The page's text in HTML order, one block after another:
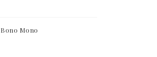
Bono Mono